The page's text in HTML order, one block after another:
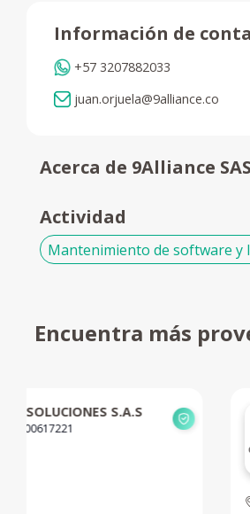
Información de
+57 3207882033
juan.orjuela@9alliance.co
Acerca de 9Alliance
Actividad
Mantenimiento de software y
Encuentra más
SANTANDER SAS